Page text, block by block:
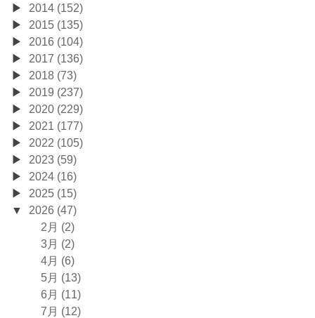
2014 (152)
2015 (135)
2016 (104)
2017 (136)
2018 (73)
2019 (237)
2020 (229)
2021 (177)
2022 (105)
2023 (59)
2024 (16)
2025 (15)
2026 (47)
2月 (2)
3月 (2)
4月 (6)
5月 (13)
6月 (11)
7月 (12)